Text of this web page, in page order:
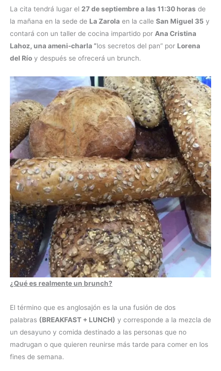
La cita tendrá lugar el 27 de septiembre a las 11:30 horas de
la mañana en la sede de La Zarola en la calle San Miguel 35 y
contará con un taller de cocina impartido por Ana Cristina
Lahoz, una ameni-charla “los secretos del pan” por Lorena
del Río y después se ofrecerá un brunch.
¿Qué es realmente un brunch?
El término que es anglosajón es la una fusión de dos
palabras (BREAKFAST + LUNCH) y corresponde a la mezcla de
un desayuno y comida destinado a las personas que no
madrugan o que quieren reunirse más tarde para comer en los
fines de semana.